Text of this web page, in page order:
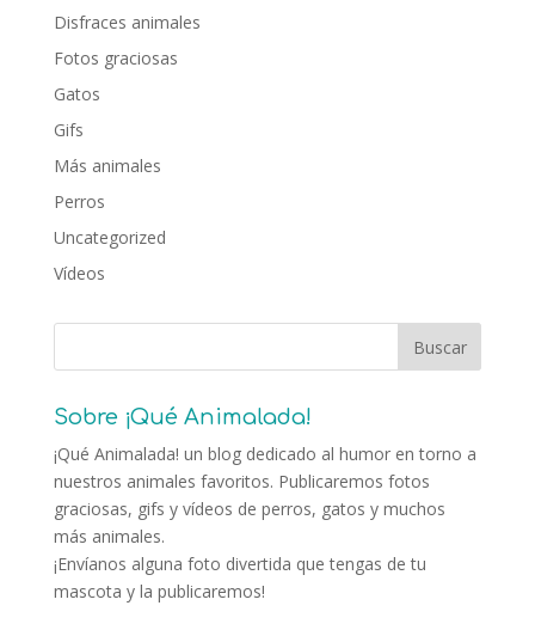
Disfraces animales
Fotos graciosas
Gatos
Gifs
Más animales
Perros
Uncategorized
Vídeos
Sobre ¡Qué Animalada!
¡Qué Animalada! un blog dedicado al humor en torno a
nuestros animales favoritos. Publicaremos fotos
graciosas, gifs y vídeos de perros, gatos y muchos
más animales.
¡Envíanos alguna foto divertida que tengas de tu
mascota y la publicaremos!